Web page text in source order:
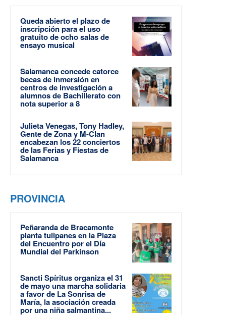
Queda abierto el plazo de
inscripción para el uso
gratuito de ocho salas de
ensayo musical
Salamanca concede catorce
becas de inmersión en
centros de investigación a
alumnos de Bachillerato con
nota superior a 8
Julieta Venegas, Tony Hadley,
Gente de Zona y M-Clan
encabezan los 22 conciertos
de las Ferias y Fiestas de
Salamanca
PROVINCIA
Peñaranda de Bracamonte
planta tulipanes en la Plaza
del Encuentro por el Día
Mundial del Parkinson
Sancti Spíritus organiza el 31
de mayo una marcha solidaria
a favor de La Sonrisa de
María, la asociación creada
por una niña salmantina...